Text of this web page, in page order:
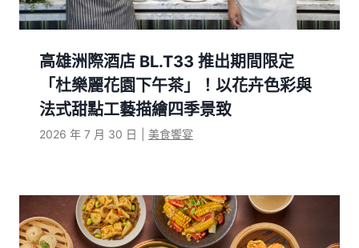
高雄洲際酒店 BL.T33 推出期間限定
「杜樂麗花園下午茶」！以花卉色彩與
法式甜點工藝描繪四季景致
2026 年 7 月 30 日 美食饗宴